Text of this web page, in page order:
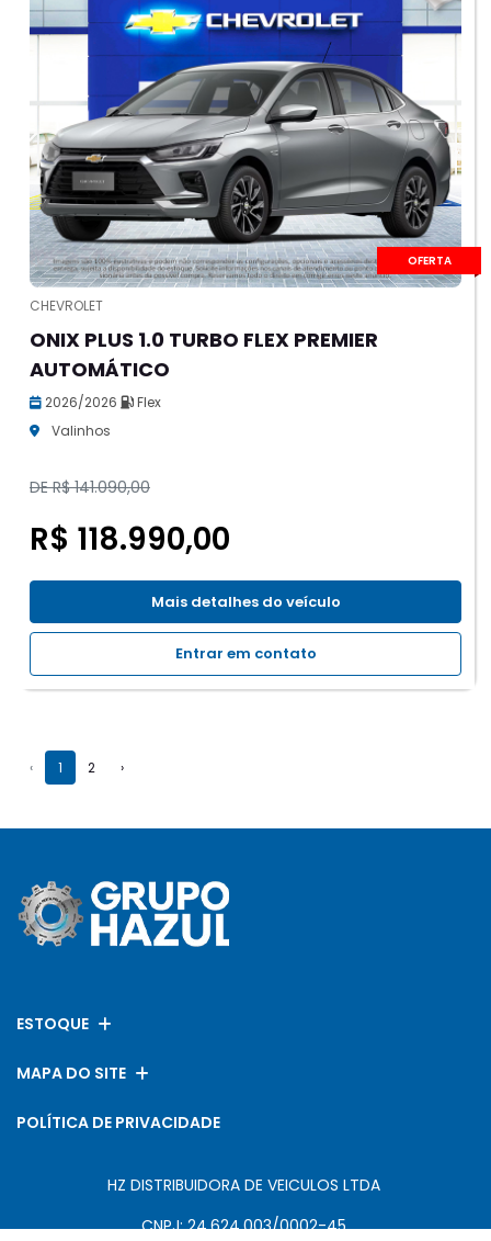
OFERTA
CHEVROLET
ONIX PLUS 1.0 TURBO FLEX PREMIER
AUTOMÁTICO
2026/2026
Flex
Valinhos
DE R$ 141.090,00
R$ 118.990,00
Mais detalhes do veículo
Entrar em contato
‹ 1 2 ›
ESTOQUE
MAPA DO SITE
POLÍTICA DE PRIVACIDADE
HZ DISTRIBUIDORA DE VEICULOS LTDA
CNPJ: 24.624.003/0002-45